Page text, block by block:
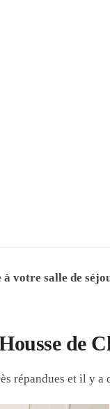
à votre salle de
de
répandues et il y